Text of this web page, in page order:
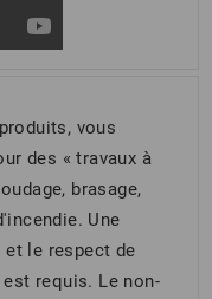
vous
des « travaux à
brasage,
Une
le respect de
requis. Le non-